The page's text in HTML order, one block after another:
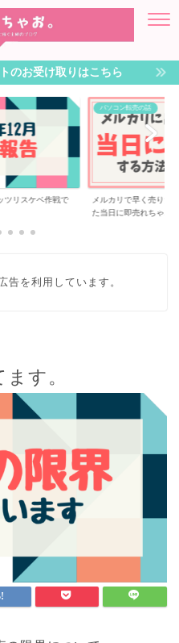
のお受け取りはこちら
ツリスケベ作戦で
パソコン転売の話
メルカリで早く売りた
た当日に即売れちゃ...
告を利用しています。
す。